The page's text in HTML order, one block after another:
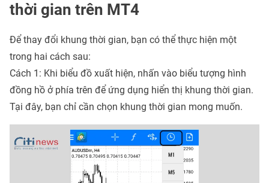
thời gian trên MT4
Để thay đổi khung thời gian, bạn có thể thực hiện một
trong hai cách sau:
Cách 1: Khi biểu đồ xuất hiện, nhấn vào biểu tượng hình
đồng hồ ở phía trên để ứng dụng hiển thị khung thời gian.
Tại đây, bạn chỉ cần chọn khung thời gian mong muốn.